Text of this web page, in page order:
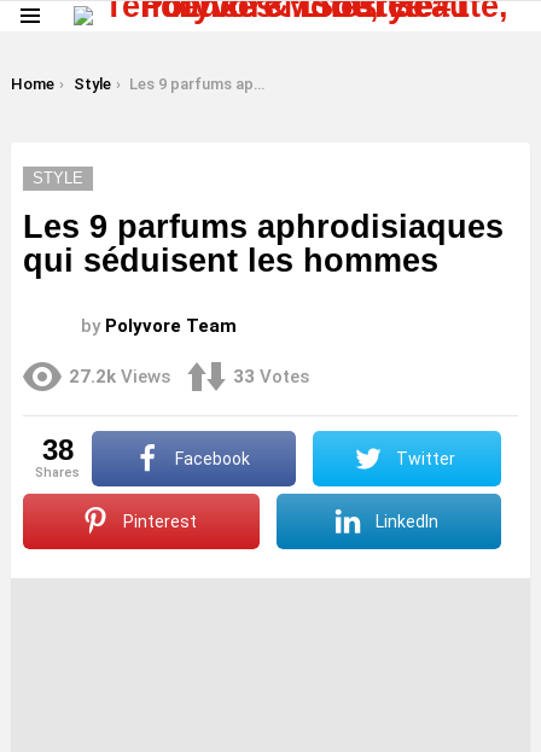
You are here:
Home Style Les 9 parfums aphrodisiaques qui séduisent les hommes
STYLE
Les 9 parfums aphrodisiaques
qui séduisent les hommes
by Polyvore Team
27.2k Views 33 Votes
38
shares
Facebook Twitter
Pinterest LinkedIn